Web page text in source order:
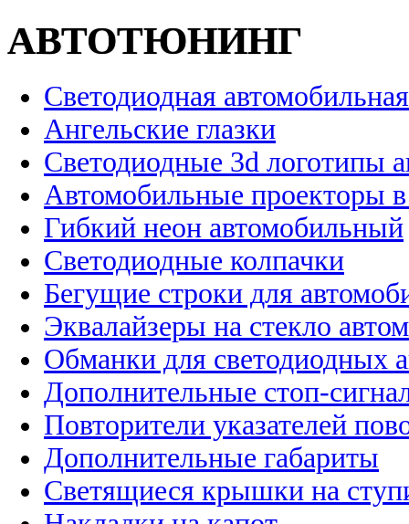
АВТОТЮНИНГ
Светодиодная
Ангельские глазки
Светодиодные 3d логотипы
Автомобильные проекторы
Гибкий неон автомобильный
Светодиодные колпачки
Бегущие строки для
Эквалайзеры на стекло
Обманки для светодиодных
Дополнительные стоп-
Повторители указателей
Дополнительные габариты
Светящиеся крышки на